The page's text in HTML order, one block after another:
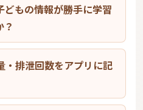
もの情報が勝手に学習
・排泄回数をアプリに記